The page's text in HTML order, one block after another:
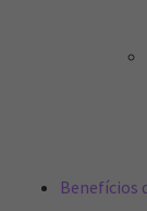
Benefícios